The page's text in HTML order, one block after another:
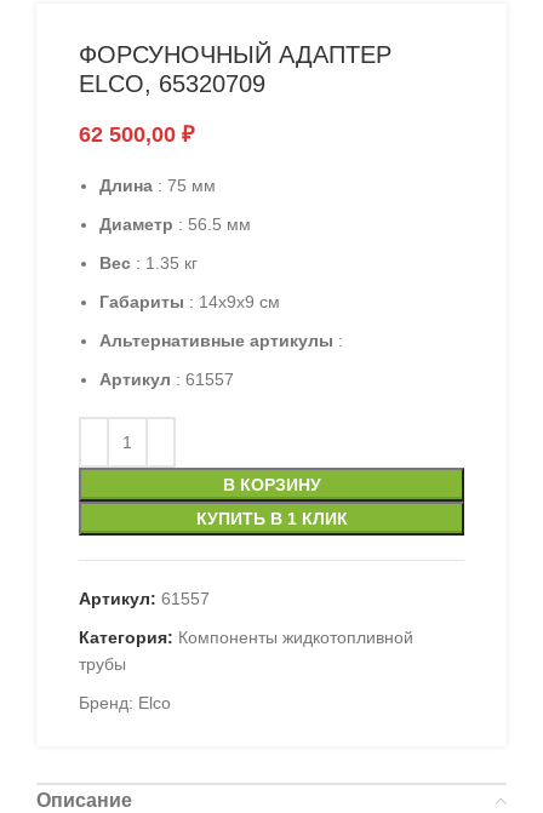
ФОРСУНОЧНЫЙ АДАПТЕР
ELCO, 65320709
62 500,00 ₽
Длина : 75 мм
Диаметр : 56.5 мм
Вес : 1.35 кг
Габариты : 14x9x9 см
Альтернативные артикулы :
Артикул : 61557
В КОРЗИНУ
КУПИТЬ В 1 КЛИК
Артикул: 61557
Категория: Компоненты жидкотопливной
трубы
Бренд: Elco
Описание